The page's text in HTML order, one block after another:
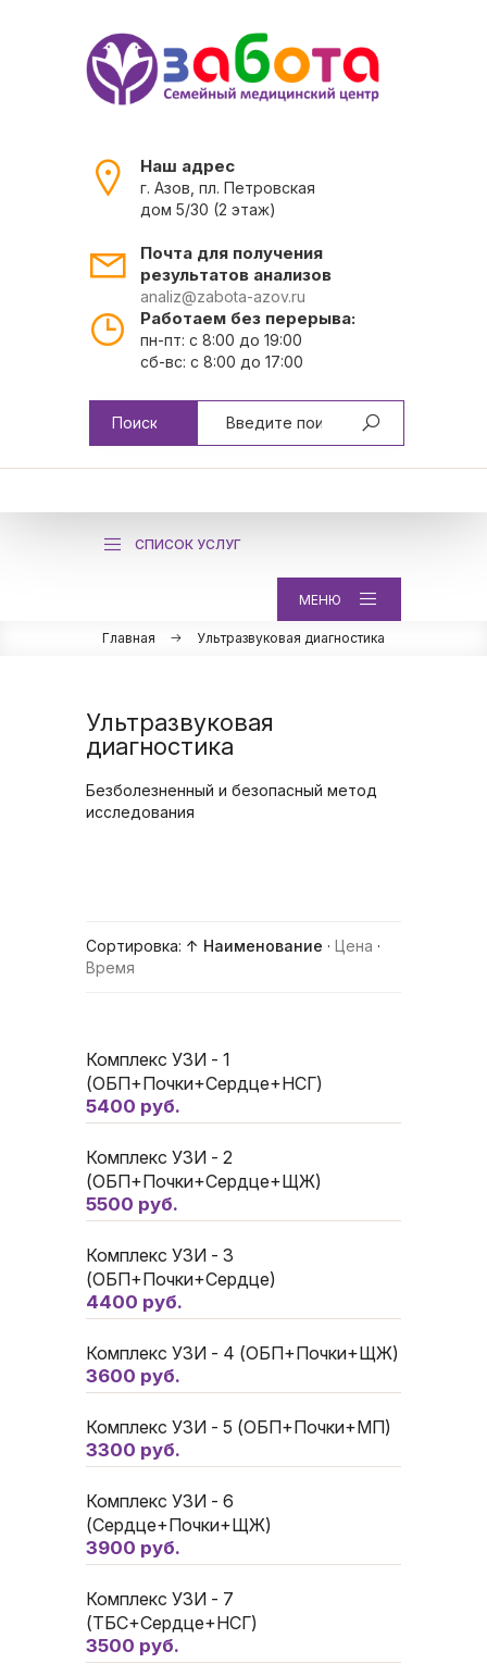
Наш адрес
г. Азов, пл. Петровская
дом 5/30 (2 этаж)
Почта для получения
результатов анализов
analiz@zabota-azov.ru
Работаем без перерыва:
пн-пт: с 8:00 до 19:00
сб-вс: с 8:00 до 17:00
СПИСОК УСЛУГ
МЕНЮ
Главная Ультразвуковая диагностика
Ультразвуковая
диагностика
Безболезненный и безопасный метод
исследования
Сортировка: ↑ Наименование · Цена ·
Время
Комплекс УЗИ - 1
(ОБП+Почки+Сердце+НСГ)
5400 руб.
Комплекс УЗИ - 2
(ОБП+Почки+Сердце+ЩЖ)
5500 руб.
Комплекс УЗИ - 3
(ОБП+Почки+Сердце)
4400 руб.
Комплекс УЗИ - 4 (ОБП+Почки+ЩЖ)
3600 руб.
Комплекс УЗИ - 5 (ОБП+Почки+МП)
3300 руб.
Комплекс УЗИ - 6
(Сердце+Почки+ЩЖ)
3900 руб.
Комплекс УЗИ - 7
(ТБС+Сердце+НСГ)
3500 руб.